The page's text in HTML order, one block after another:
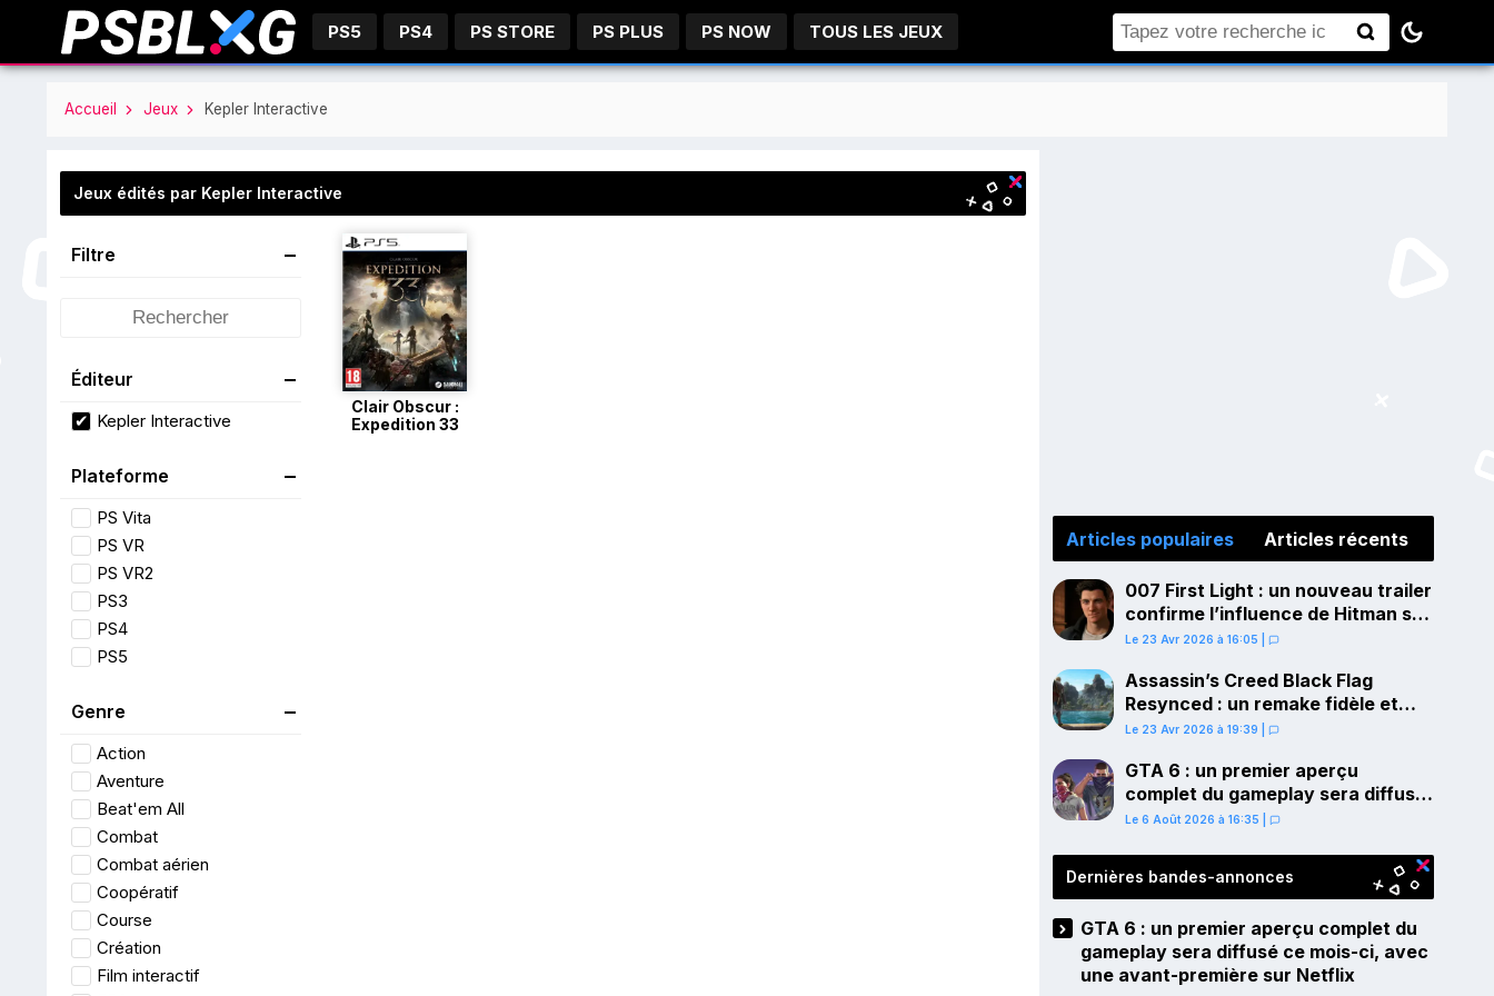
PS5 PS4 PS STORE PS PLUS PS NOW TOUS LES JEUX Rechercher
Accueil Jeux Kepler Interactive
Jeux édités par Kepler Interactive
Filtre
Éditeur
Kepler Interactive
Plateforme
PS Vita
PS VR
PS VR2
PS3
PS4
PS5
Genre
Action
Aventure
Beat'em All
Combat
Combat aérien
Coopératif
Course
Création
Film interactif
Clair Obscur :
Expedition 33
Articles populaires Articles récents
007 First Light : un nouveau trailer
confirme l’influence de Hitman sur
le gameplay
Le 23 Avr 2026 à 16:05
Assassin’s Creed Black Flag
Resynced : un remake fidèle et
ambitieux confirmé pour juillet sur
Le 23 Avr 2026 à 19:39
GTA 6 : un premier aperçu
complet du gameplay sera diffusé
ce mois-ci, avec une avant-
Le 6 Août 2026 à 16:35
Dernières bandes-annonces
GTA 6 : un premier aperçu complet du
gameplay sera diffusé ce mois-ci, avec
une avant-première sur Netflix